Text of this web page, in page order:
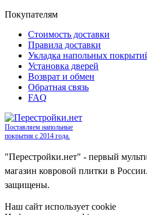
Покупателям
Стоимость доставки
Правила доставки
Укладка напольных
Установка дверей
Возврат и обмен
Обратная связь
FAQ
Поставляем напольные
покрытия с 2014 года.
"Перестройки.нет" - первый
магазин ковровой плитки в
защищены.
Наш сайт использует cookie